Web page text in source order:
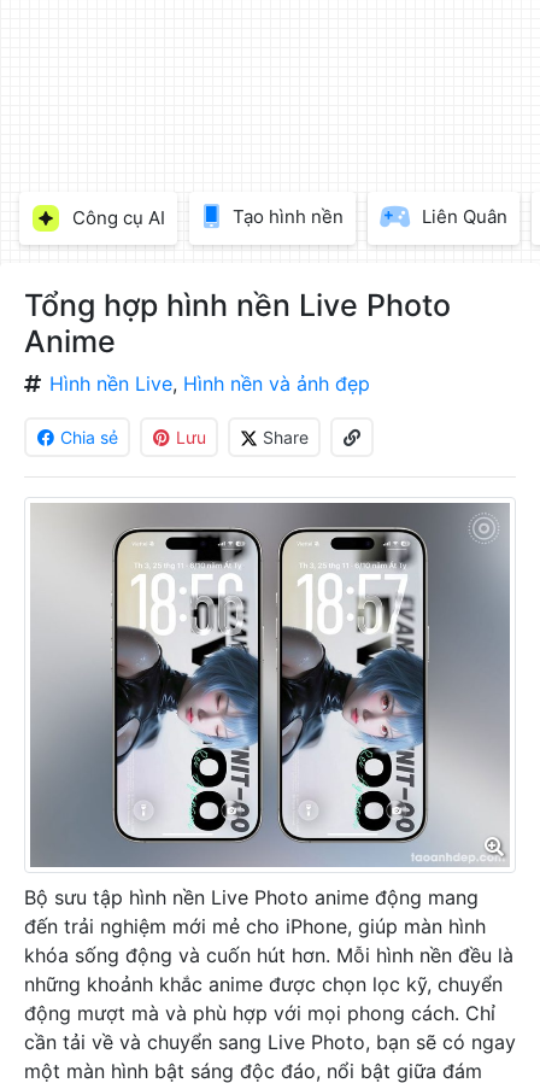
vào
phí
Công cụ AI Tạo hình nền Liên Quân
Tổng hợp hình nền Live Photo
Anime
Hình nền Live, Hình nền và ảnh đẹp
Chia sẻ Lưu Share
Bộ sưu tập hình nền Live Photo anime động mang
đến trải nghiệm mới mẻ cho iPhone, giúp màn hình
khóa sống động và cuốn hút hơn. Mỗi hình nền đều là
những khoảnh khắc anime được chọn lọc kỹ, chuyển
động mượt mà và phù hợp với mọi phong cách. Chỉ
cần tải về và chuyển sang Live Photo, bạn sẽ có ngay
một màn hình bật sáng độc đáo, nổi bật giữa đám